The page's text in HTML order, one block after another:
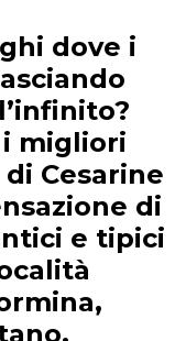
dove i
i migliori
Cesarine
di
e tipici